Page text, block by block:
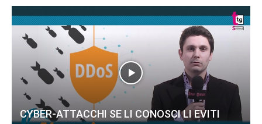
CYBER-ATTACCHI SE LI CONOSCI LI EVITI